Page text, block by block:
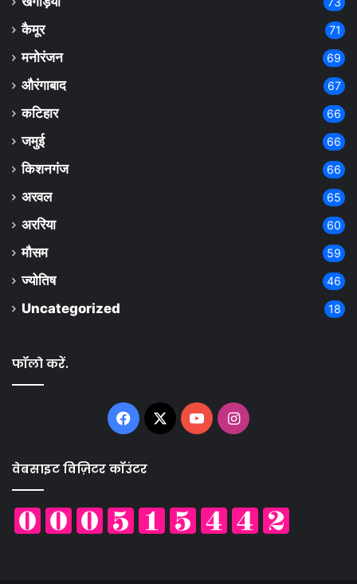
कैमूर 71
मनोरंजन 69
औरंगाबाद 67
कटिहार 66
जमुई 66
किशनगंज 66
अरवल 65
अररिया 60
मौसम 59
ज्योतिष 46
Uncategorized 18
फॉलो करें.
Facebook
X YouTubeInstagram
वेबसाइट विज़िटर कॉउंटर